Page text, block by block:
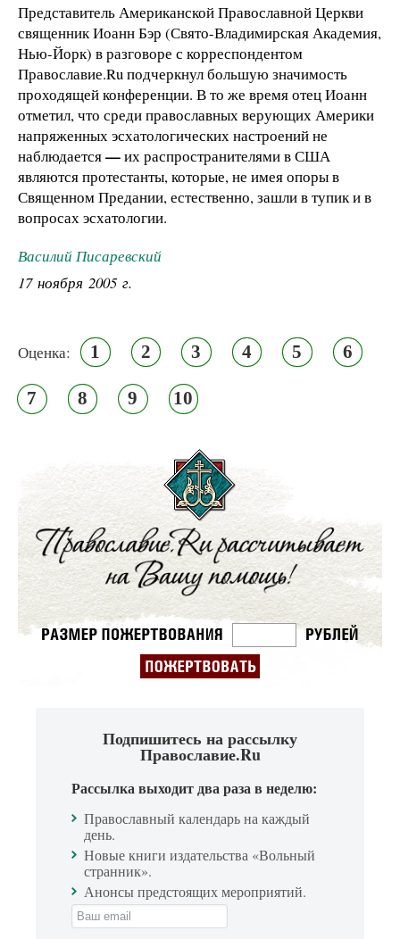
Представитель Американской Православной Церкви
священник Иоанн Бэр (Свято-Владимирская Академия,
Нью-Йорк) в разговоре с корреспондентом
Православие.Ru подчеркнул большую значимость
проходящей конференции. В то же время отец Иоанн
отметил, что среди православных верующих Америки
напряженных эсхатологических настроений не
наблюдается—их распространителями в США
являются протестанты, которые, не имея опоры в
Священном Предании, естественно, зашли в тупик и в
вопросах эсхатологии.
Василий Писаревский
17 ноября 2005 г.
Оценка: 1 2 3 4 5 6
7 8 9 10
Подпишитесь на рассылку
Православие.Ru
Рассылка выходит два раза в неделю:
Православный календарь на каждый
день.
Новые книги издательства «Вольный
странник».
Анонсы предстоящих мероприятий.